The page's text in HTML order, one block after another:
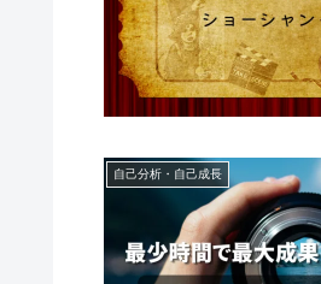
自己分析・自己成長